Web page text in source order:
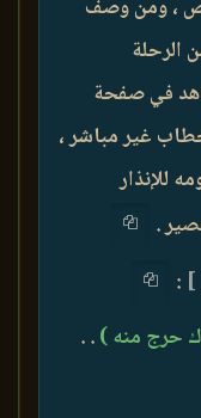
، ومن وصف
الرحلة
في صفحة
غير مباشر ،
للإنذار
.
:
حرج منه ). .